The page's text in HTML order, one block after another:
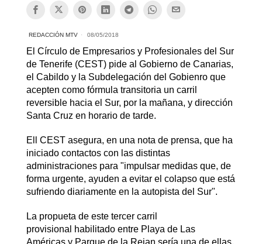
REDACCIÓN MTV 08/05/2018
El Círculo de Empresarios y Profesionales del Sur
de Tenerife (CEST) pide al Gobierno de Canarias,
el Cabildo y la Subdelegación del Gobienro que
acepten como fórmula transitoria un carril
reversible hacia el Sur, por la mañana, y dirección
Santa Cruz en horario de tarde.
Ell CEST asegura, en una nota de prensa, que ha
iniciado contactos con las distintas
administraciones para "impulsar medidas que, de
forma urgente, ayuden a evitar el colapso que está
sufriendo diariamente en la autopista del Sur".
La propueta de este tercer carril
provisional habilitado entre Playa de Las
Américas y Parque de la Reian sería una de ellas.